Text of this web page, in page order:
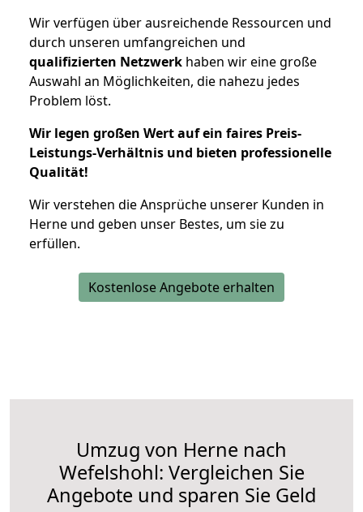
Wir verfügen über ausreichende Ressourcen und
durch unseren umfangreichen und
qualifizierten Netzwerk haben wir eine große
Auswahl an Möglichkeiten, die nahezu jedes
Problem löst.
Wir legen großen Wert auf ein faires Preis-
Leistungs-Verhältnis und bieten professionelle
Qualität!
Wir verstehen die Ansprüche unserer Kunden in
Herne und geben unser Bestes, um sie zu
erfüllen.
Kostenlose Angebote erhalten
Umzug von Herne nach
Wefelshohl: Vergleichen Sie
Angebote und sparen Sie Geld